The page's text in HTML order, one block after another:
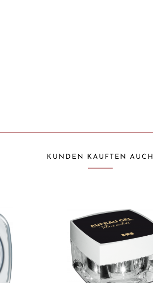
KUNDEN KAUFTEN AUCH